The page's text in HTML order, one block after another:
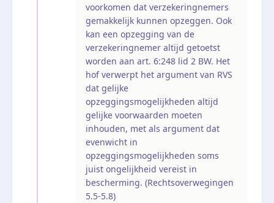
voorkomen dat verzekeringnemers
gemakkelijk kunnen opzeggen. Ook
kan een opzegging van de
verzekeringnemer altijd getoetst
worden aan art. 6:248 lid 2 BW. Het
hof verwerpt het argument van RVS
dat gelijke
opzeggingsmogelijkheden altijd
gelijke voorwaarden moeten
inhouden, met als argument dat
evenwicht in
opzeggingsmogelijkheden soms
juist ongelijkheid vereist in
bescherming. (Rechtsoverwegingen
5.5-5.8)